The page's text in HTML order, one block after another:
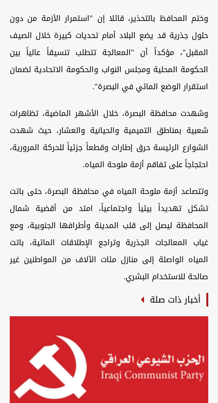
وختم المحافظ بالتحذير، قائلا إن "استمرار الأزمة من دون
حلول جذرية قد يضع البلاد أمام تحديات كبيرة خلال الصيف
المقبل"، مؤكداً أن "المعالجة تتطلب تنسيقاً عالياً بين
الحكومة المحلية ومجلس النواب والحكومة الاتحادية لضمان
استقرار الوضع المائي في البصرة".
وشهدت محافظة البصرة، خلال الأشهر الماضية، تظاهرات
شعبية بمناطق التميمية والحيانية والعشار، حيث شهدت
الشوارع الرئيسة حرق إطارات وقطعاً جزئياً للحركة المرورية،
احتجاجاً على تفاقم أزمة ملوحة المياه.
وتتصاعد أزمة ملوحة المياه في محافظة البصرة، حتى باتت
تشكل تهديداً بيئياً واجتماعياً، امتد من أقضية شمال
المحافظة ليصل إلى قلب المدينة وأطرافها الجنوبية، ومع
غياب المعالجات الجذرية وتراجع الإطلاقات المائية، باتت
المياه الواصلة إلى منازل مئات الآلاف من المواطنين غير
صالحة للاستخدام البشري.
أخبار ذات صلة